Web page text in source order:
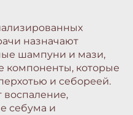
назначают
шампуни и мази,
компоненты, которые
и себореей.
воспаление,
себума и